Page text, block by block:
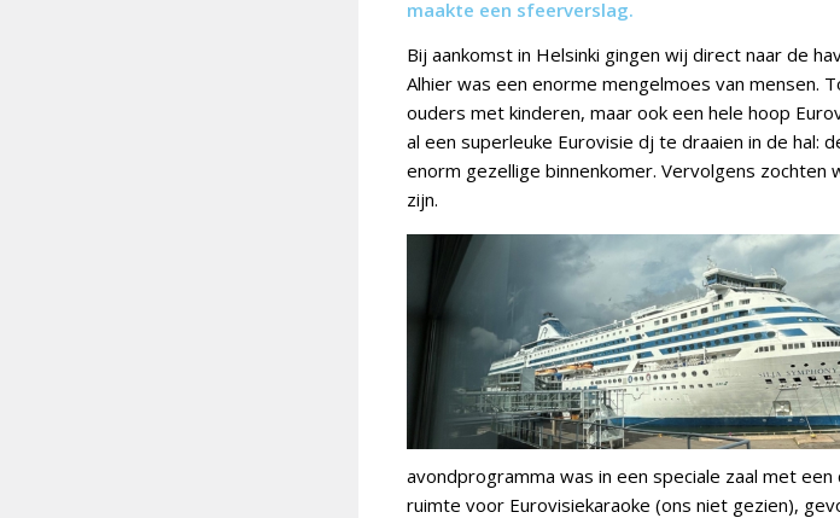
maakte een sfeerverslag.
Bij aankomst in Helsinki gingen wij direct naar de
Alhier was een enorme mengelmoes van mensen.
ouders met kinderen, maar ook een hele hoop
al een superleuke Eurovisie dj te draaien in de hal:
enorm gezellige binnenkomer. Vervolgens zochten
zijn.
avondprogramma was in een speciale zaal met
ruimte voor Eurovisiekaraoke (ons niet gezien),